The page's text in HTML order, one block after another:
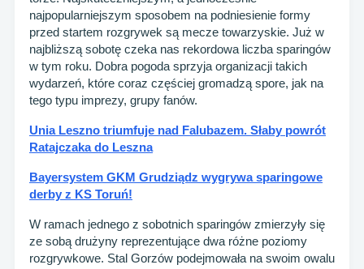
najpopularniejszym sposobem na podniesienie formy
przed startem rozgrywek są mecze towarzyskie. Już w
najbliższą sobotę czeka nas rekordowa liczba sparingów
w tym roku. Dobra pogoda sprzyja organizacji takich
wydarzeń, które coraz częściej gromadzą spore, jak na
tego typu imprezy, grupy fanów.
Unia Leszno triumfuje nad Falubazem. Słaby powrót
Ratajczaka do Leszna
Bayersystem GKM Grudziądz wygrywa sparingowe
derby z KS Toruń!
W ramach jednego z sobotnich sparingów zmierzyły się
ze sobą drużyny reprezentujące dwa różne poziomy
rozgrywkowe. Stal Gorzów podejmowała na swoim owalu